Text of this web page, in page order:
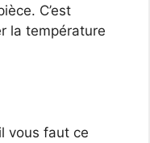
C’est
la température
vous faut ce